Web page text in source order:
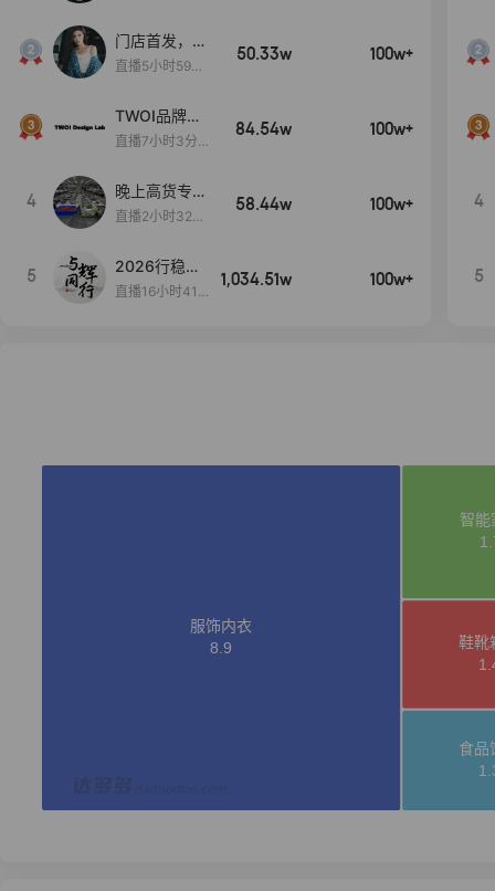
门店首发，秋
款大上新！！
直播5小时59分
50.33w 100w+
TWOI品牌直
播间新款上
直播7小时3分5
84.54w 100w+
4
晚上高货专场
大放漏
直播2小时32分
58.44w 100w+
5
2026行稳致
远
直播16小时41
1,034.51w 100w+
4
5